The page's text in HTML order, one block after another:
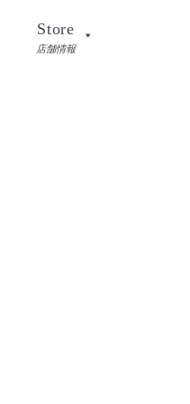
Store
店舗情報